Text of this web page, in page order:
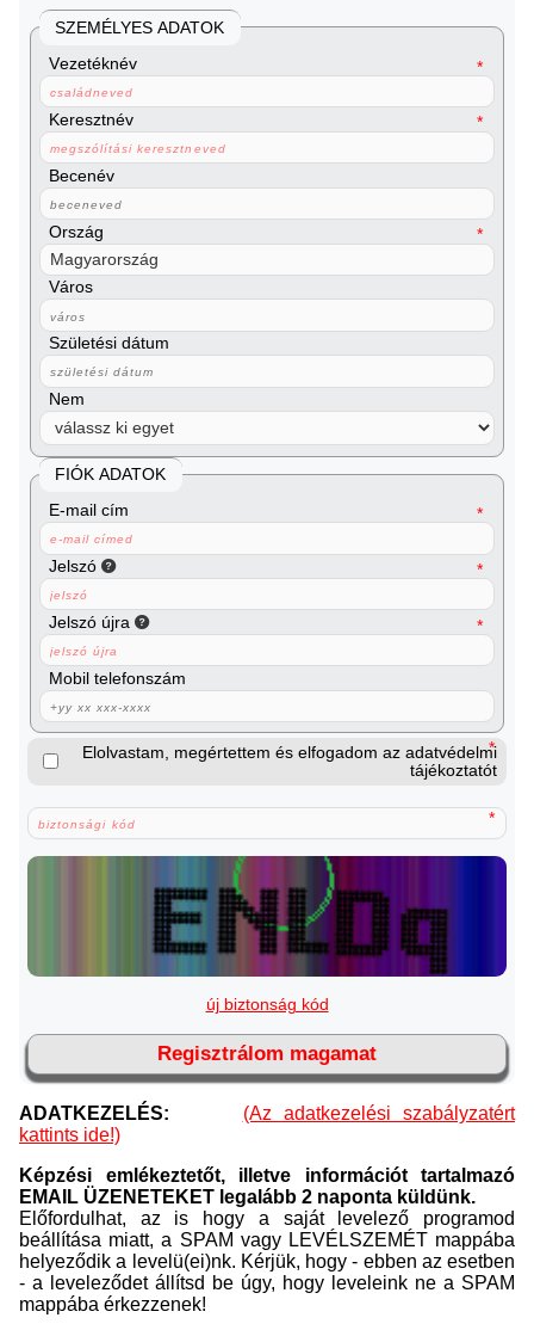
SZEMÉLYES ADATOK
Vezetéknév
Keresztnév
Becenév
Ország
Város
Születési dátum
Nem
FIÓK ADATOK
E-mail cím
Jelszó
Jelszó újra
Mobil telefonszám
Elolvastam, megértettem és elfogadom az adatvédelmi
tájékoztatót
új biztonság kód
Regisztrálom magamat
ADATKEZELÉS:
(Az adatkezelési szabályzatért
kattints ide!)
Képzési emlékeztetőt, illetve információt tartalmazó
EMAIL ÜZENETEKET legalább 2 naponta küldünk.
Előfordulhat, az is hogy a saját levelező programod
beállítása miatt, a SPAM vagy LEVÉLSZEMÉT mappába
helyeződik a levelü(ei)nk. Kérjük, hogy - ebben az esetben
- a leveleződet állítsd be úgy, hogy leveleink ne a SPAM
mappába érkezzenek!